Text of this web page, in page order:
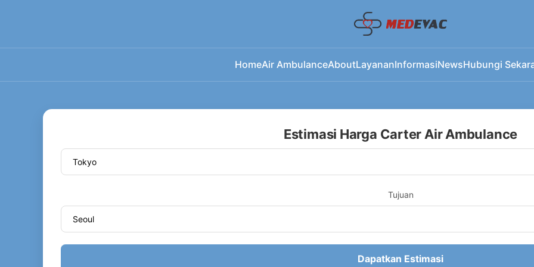
HomeAir AmbulanceAboutLayananInformasiNewsHubungi
Estimasi Harga Carter Air Ambulance
Tujuan
Dapatkan Estimasi